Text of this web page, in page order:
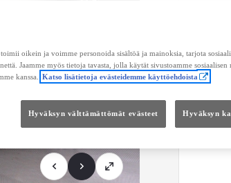
oikein ja voimme personoida sisältöä ja mainoksia, tarjota
Jaamme myös tietoja tavasta, jolla käytät sivustoamme sosiaalisen
kanssa.
Katso lisätietoja evästeidemme käyttöehdoista
Hyväksyn välttämättömät evästeet Hyväksyn